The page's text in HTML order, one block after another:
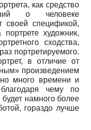
как средство
о человеке
своей спецификой,
художник,
сходства,
портретируемого.
в отличие от
произведением
много времени и
чему по
будет намного более
гораздо лучше